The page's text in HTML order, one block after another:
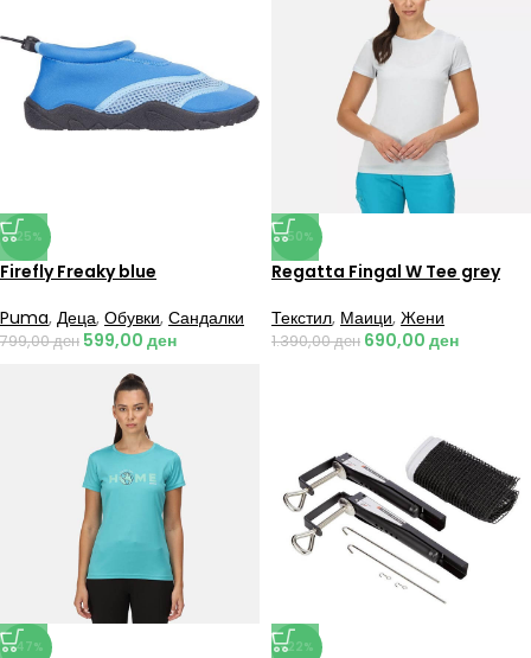
-25%
Firefly Freaky blue
Puma, Деца, Обувки, Сандалки
799,00ден 599,00 ден
-50%
Regatta Fingal W Tee grey
Текстил, Маици, Жени
1.390,00ден 690,00 ден
-47% -22%